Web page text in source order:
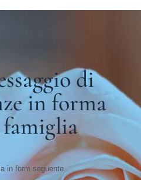
di
in forma
in form seguente.